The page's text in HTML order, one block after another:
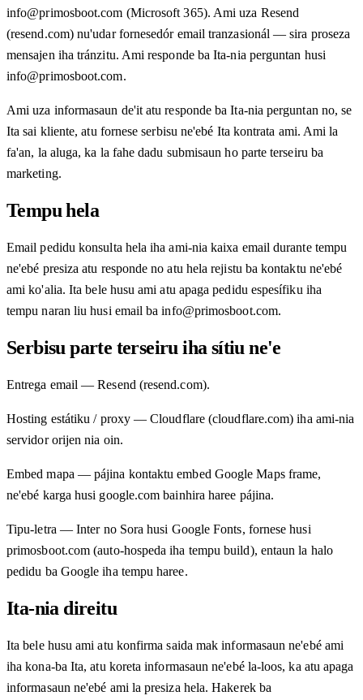
info@primosboot.com (Microsoft 365). Ami uza Resend
(resend.com) nu'udar fornesedór email tranzasionál — sira proseza
mensajen iha tránzitu. Ami responde ba Ita-nia perguntan husi
info@primosboot.com.
Ami uza informasaun de'it atu responde ba Ita-nia perguntan no, se
Ita sai kliente, atu fornese serbisu ne'ebé Ita kontrata ami. Ami la
fa'an, la aluga, ka la fahe dadu submisaun ho parte terseiru ba
marketing.
Tempu hela
Email pedidu konsulta hela iha ami-nia kaixa email durante tempu
ne'ebé presiza atu responde no atu hela rejistu ba kontaktu ne'ebé
ami ko'alia. Ita bele husu ami atu apaga pedidu espesífiku iha
tempu naran liu husi email ba info@primosboot.com.
Serbisu parte terseiru iha sítiu ne'e
Entrega email — Resend (resend.com).
Hosting estátiku / proxy — Cloudflare (cloudflare.com) iha ami-nia
servidor orijen nia oin.
Embed mapa — pájina kontaktu embed Google Maps frame,
ne'ebé karga husi google.com bainhira haree pájina.
Tipu-letra — Inter no Sora husi Google Fonts, fornese husi
primosboot.com (auto-hospeda iha tempu build), entaun la halo
pedidu ba Google iha tempu haree.
Ita-nia direitu
Ita bele husu ami atu konfirma saida mak informasaun ne'ebé ami
iha kona-ba Ita, atu koreta informasaun ne'ebé la-loos, ka atu apaga
informasaun ne'ebé ami la presiza hela. Hakerek ba